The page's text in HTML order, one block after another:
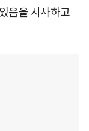
음을 시사하고